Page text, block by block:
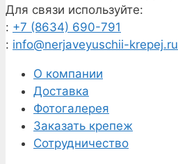
Для связи используйте:
: +7 (8634) 690-791
: info@nerjaveyuschii-krepej.ru
О компании
Доставка
Фотогалерея
Заказать крепеж
Сотрудничество